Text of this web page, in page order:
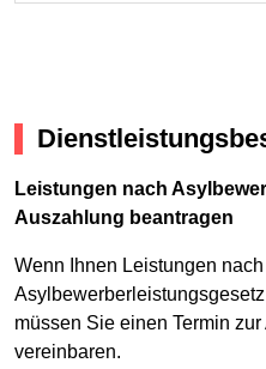
Leistungen nach
Auszahlung beantragen
Wenn Ihnen Leistungen
müssen Sie einen Termin
vereinbaren.